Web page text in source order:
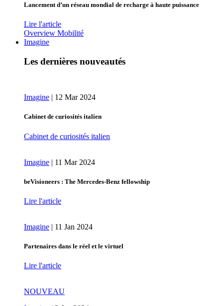
Lancement d’un réseau mondial de recharge à haute puissance
Lire l'article
Overview Mobilité
Imagine
Les dernières nouveautés
Imagine | 12 Mar 2024
Cabinet de curiosités italien
Cabinet de curiosités italien
Imagine | 11 Mar 2024
beVisioneers : The Mercedes‑Benz fellowship
Lire l'article
Imagine | 11 Jan 2024
Partenaires dans le réel et le virtuel
Lire l'article
NOUVEAU